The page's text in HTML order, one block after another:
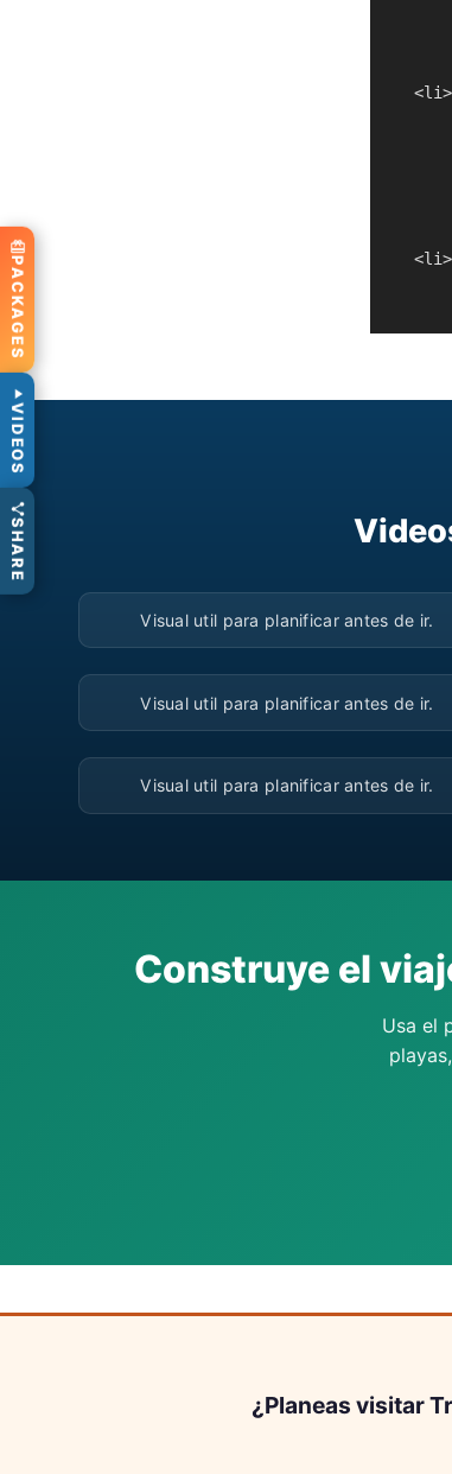
▶
Visual util para planificar antes de ir.
▶
Visual util para planificar antes de ir.
▶
Visual util para planificar antes de ir.
Construye el
Usa el
¿Planeas visitar
PACKAGES
VIDEOS
SHARE